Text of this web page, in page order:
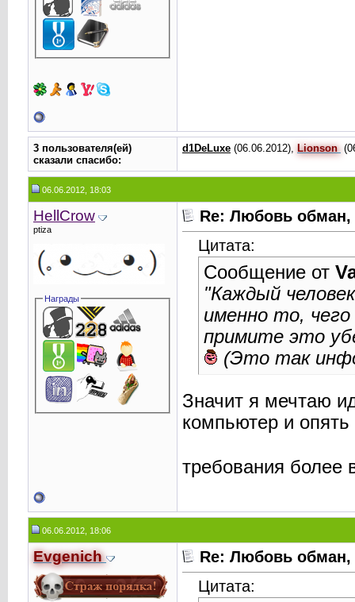
3 пользователя(ей)
сказали cпасибо:
d1DeLuxe(06.06.2012), Lionson
06.06.2012, 18:03
HellCrow
ptiza
Награды
Re: Любовь обман,
Цитата:
Сообщение от
"Каждый
именно то,
примите это
(Это так
Значит я мечтаю
компьютер и
требования более
06.06.2012, 18:06
Evgenich
Re: Любовь обман,
Цитата: